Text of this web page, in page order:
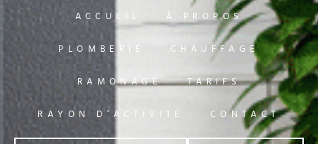
ACCUEIL À PROPOS
PLOMBERIE CHAUFFAGE
RAMONAGE TARIFS
RAYON D’ACTIVITÉ CONTACT